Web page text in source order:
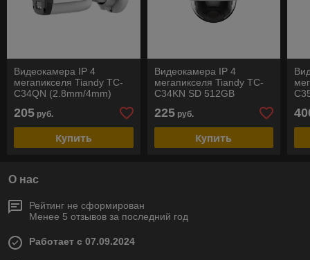
Видеокамера IP 4
мегапикселя Tiandy TC-
C34QN (2.8mm/4mm)
подсветкой 50м
205 руб.
Купить
Видеокамера IP 4
мегапикселя Tiandy TC-
C34KN SD 512GB
225руб.
Купить
О нас
Рейтинг не сформирован
Менее 5 отзывов за последний год
Работает с 07.09.2024